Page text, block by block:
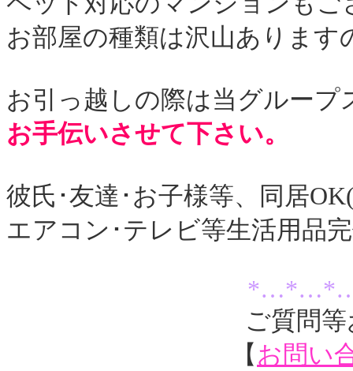
お部屋の種類は沢山ありま
お引っ越しの際は当グループ
お手伝いさせて下さい。
彼氏･友達･お子様等、同居
エアコン･テレビ等生活用品
ご質問
【 お問い